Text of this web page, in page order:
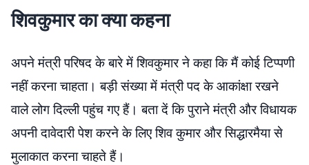
शिवकुमार का क्या कहना
अपने मंत्री परिषद के बारे में शिवकुमार ने कहा कि मैं कोई टिप्पणी
नहीं करना चाहता। बड़ी संख्या में मंत्री पद के आकांक्षा रखने
वाले लोग दिल्ली पहुंच गए हैं। बता दें कि पुराने मंत्री और विधायक
अपनी दावेदारी पेश करने के लिए शिव कुमार और सिद्धारमैया से
मुलाकात करना चाहते हैं।